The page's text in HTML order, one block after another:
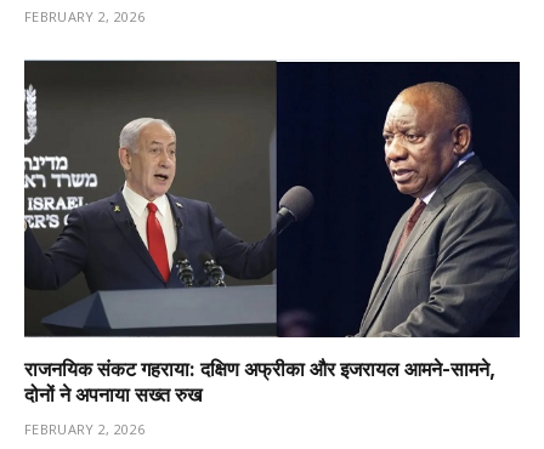
FEBRUARY 2, 2026
राजनयिक संकट गहराया: दक्षिण अफ्रीका और इजरायल आमने-सामने,
दोनों ने अपनाया सख्त रुख
FEBRUARY 2, 2026